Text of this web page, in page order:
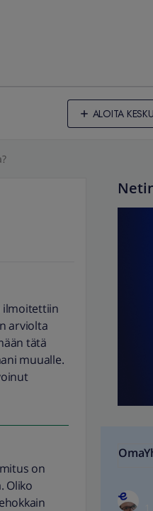
ALOITA
ilmoitettiin
arviolta
tätä
muualle.
on
Oliko